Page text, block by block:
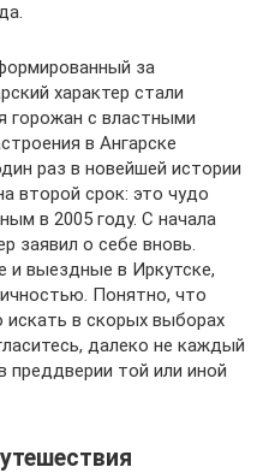
за
характер стали
горожан с властными
в Ангарске
раз в новейшей истории
второй срок: это чудо
в 2005 году. С начала
заявил о себе вновь.
и выездные в Иркутске,
Понятно, что
искать в скорых выборах
далеко не каждый
преддверии той или иной